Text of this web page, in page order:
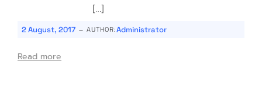
[…]
2 August, 2017 - AUTHOR:Administrator
Read more